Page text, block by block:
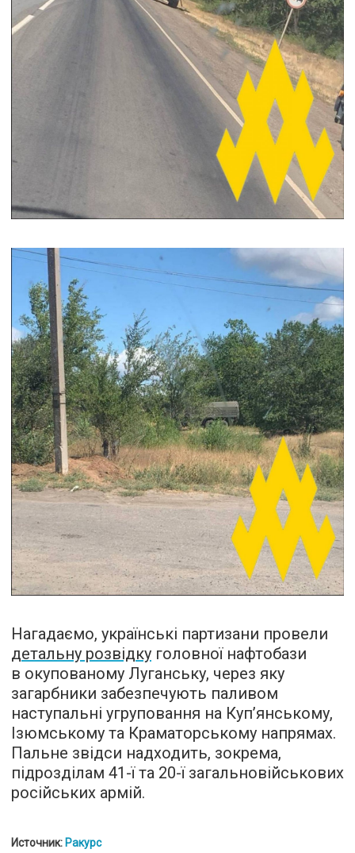
Нагадаємо, українські партизани провели
детальну розвідку головної нафтобази
в окупованому Луганську, через яку
загарбники забезпечують паливом
наступальні угруповання на Куп’янському,
Ізюмському та Краматорському напрямах.
Пальне звідси надходить, зокрема,
підрозділам 41-ї та 20-ї загальновійськових
російських армій.
Источник: Ракурс